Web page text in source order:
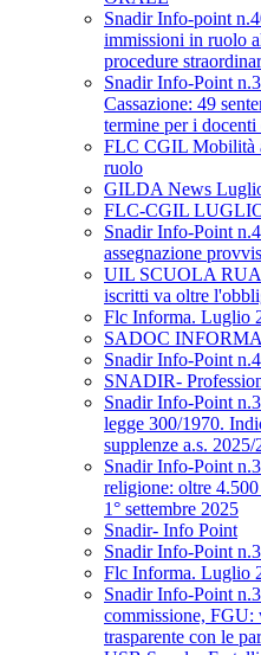
Snadir Info-point
immissioni in ruolo
procedure
Snadir Info-Point
Cassazione: 49
termine per i
FLC CGIL Mobilità
ruolo
GILDA News
FLC-CGIL
Snadir Info-Point
assegnazione
UIL SCUOLA
iscritti va oltre
Flc Informa. Luglio
SADOC
Snadir Info-Point
SNADIR-
Snadir Info-Point
legge 300/1970.
supplenze a.s. 2025/
Snadir Info-Point
religione: oltre
1° settembre 2025
Snadir- Info Point
Snadir Info-Point
Flc Informa. Luglio
Snadir Info-Point
commissione, FGU:
trasparente con le